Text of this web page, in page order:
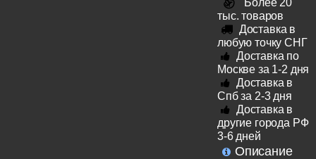
тыс. товаров
Доставка в
любую точку СНГ
Доставка по
Москве за 1-2 дня
Доставка в
Спб за 2-3 дня
Доставка в
другие города РФ
3-6 дней
Описание